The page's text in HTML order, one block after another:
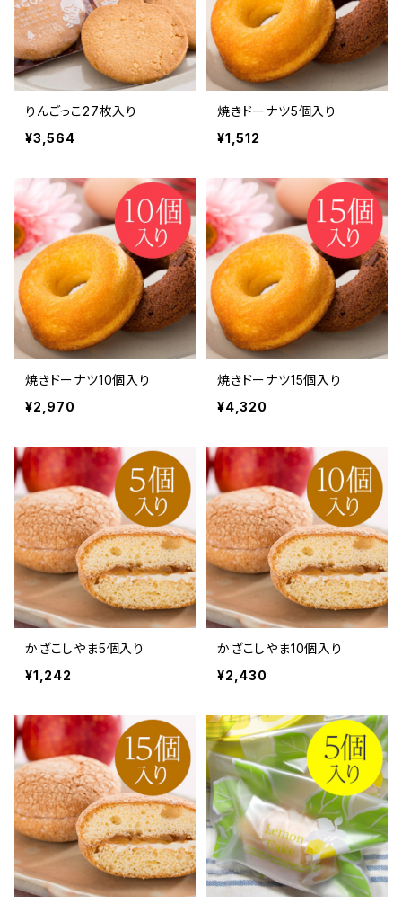
りんごっこ27枚入り
¥3,564
焼きドーナツ5個入り
¥1,512
焼きドーナツ10個入り
¥2,970
焼きドーナツ15個入り
¥4,320
かざこしやま5個入り
¥1,242
かざこしやま10個入り
¥2,430